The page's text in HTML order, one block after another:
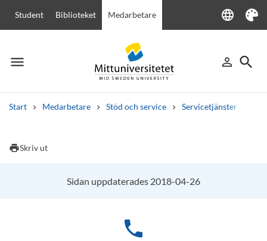
Student Biblioteket Medarbetare language
Language
Tema
menu
Meny person_outline
Logga in
search
Sök
Start Medarbetare Stöd och service Servicetjänster
Andra söktjänster
printSkriv ut
Sidan uppdaterades 2018-04-26
phone